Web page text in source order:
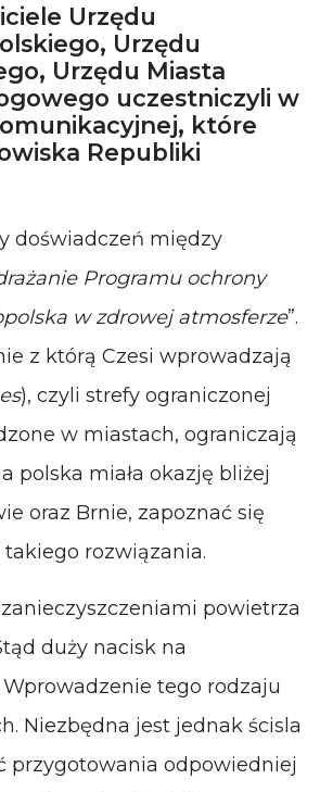
Urzędu
Urzędu
Urzędu Miasta
uczestniczyli w
które
Republiki
doświadczeń między
Programu ochrony
w zdrowej atmosferze”.
z którą Czesi wprowadzają
), czyli strefy ograniczonej
w miastach, ograniczają
polska miała okazję bliżej
oraz Brnie, zapoznać się
rozwiązania.
powietrza
duży nacisk na
tego rodzaju
Niezbędna jest jednak ścisla
przygotowania odpowiedniej
działała jak
najlepiej
podczas
Twojej wizyty.
Jeśli odrzucisz
te pliki cookie,
niektóre
funkcje znikną